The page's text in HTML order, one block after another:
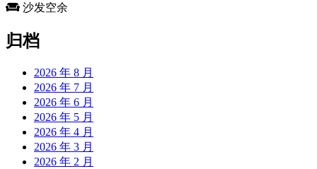
沙发空余
归档
2026 年 8 月
2026 年 7 月
2026 年 6 月
2026 年 5 月
2026 年 4 月
2026 年 3 月
2026 年 2 月